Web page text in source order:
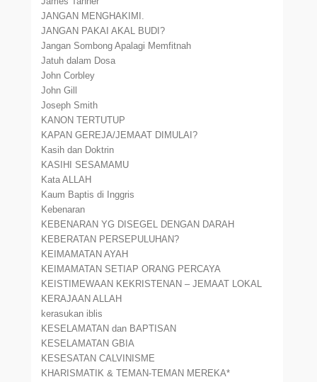
JANGAN MENGHAKIMI.
JANGAN PAKAI AKAL BUDI?
Jangan Sombong Apalagi Memfitnah
Jatuh dalam Dosa
John Corbley
John Gill
Joseph Smith
KANON TERTUTUP
KAPAN GEREJA/JEMAAT DIMULAI?
Kasih dan Doktrin
KASIHI SESAMAMU
Kata ALLAH
Kaum Baptis di Inggris
Kebenaran
KEBENARAN YG DISEGEL DENGAN DARAH
KEBERATAN PERSEPULUHAN?
KEIMAMATAN AYAH
KEIMAMATAN SETIAP ORANG PERCAYA
KEISTIMEWAAN KEKRISTENAN – JEMAAT LOKAL
KERAJAAN ALLAH
kerasukan iblis
KESELAMATAN dan BAPTISAN
KESELAMATAN GBIA
KESESATAN CALVINISME
KHARISMATIK & TEMAN-TEMAN MEREKA*